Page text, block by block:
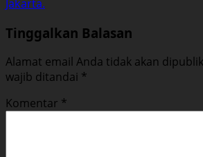
Jakarta.
Tinggalkan Balasan
Alamat email Anda tidak akan
wajib ditandai *
Komentar *